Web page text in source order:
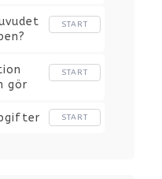
START
gör
START
START